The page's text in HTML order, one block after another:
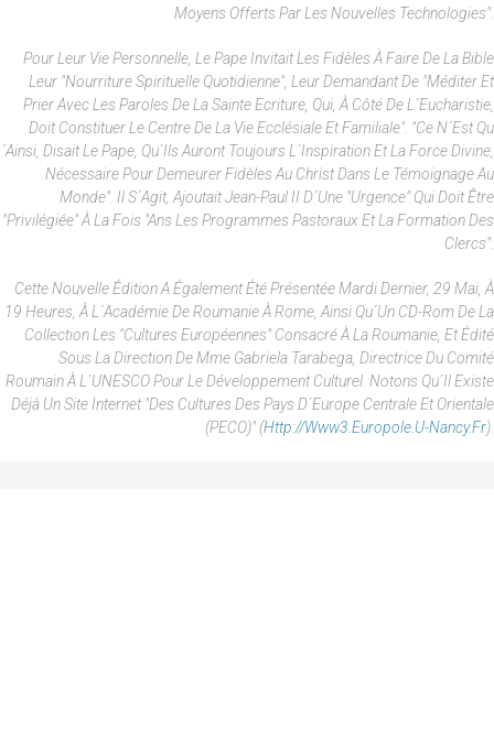
Moyens Offerts Par Les Nouvelles Technologies".
Pour Leur Vie Personnelle, Le Pape Invitait Les Fidèles À Faire De La Bible
Leur "nourriture Spirituelle Quotidienne", Leur Demandant De "méditer Et
Prier Avec Les Paroles De La Sainte Ecriture, Qui, À Côté De L´Eucharistie,
Doit Constituer Le Centre De La Vie Ecclésiale Et Familiale". "Ce N´est Qu
´ainsi, Disait Le Pape, Qu´ils Auront Toujours L´inspiration Et La Force Divine,
Nécessaire Pour Demeurer Fidèles Au Christ Dans Le Témoignage Au
Monde". Il S´agit, Ajoutait Jean-Paul II D´une "urgence" Qui Doit Être
"privilégiée" À La Fois "ans Les Programmes Pastoraux Et La Formation Des
Clercs".
Cette Nouvelle Édition A Également Été Présentée Mardi Dernier, 29 Mai, À
19 Heures, À L´Académie De Roumanie À Rome, Ainsi Qu´un CD-Rom De La
Collection Les "Cultures Européennes" Consacré À La Roumanie, Et Édité
Sous La Direction De Mme Gabriela Tarabega, Directrice Du Comité
Roumain À L´UNESCO Pour Le Développement Culturel. Notons Qu´il Existe
Déjà Un Site Internet "des Cultures Des Pays D´Europe Centrale Et Orientale
(PECO)" (Http://www3.europole.u-Nancy.fr).